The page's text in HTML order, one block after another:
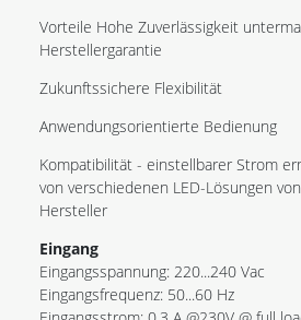
Vorteile Hohe Zuverlässigkeit
Herstellergarantie
Zukunftssichere Flexibilität
Anwendungsorientierte Bedienung
Kompatibilität - einstellbarer Strom
von verschiedenen LED-Lösungen
Hersteller
Eingang
Eingangsspannung: 220...240 Vac
Eingangsfrequenz: 50...60 Hz